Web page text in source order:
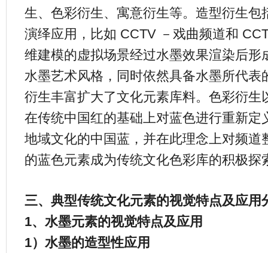
生、色彩衍生、寓意衍生等。造型衍生包
演绎应用，比如 CCTV －戏曲频道和
维建模的虚拟场景经过水墨效果渲染后形
水墨艺术风格，同时依然具备水墨所代表
衍生丰富扩大了文化元素库料。色彩衍生
在传统中国红的基础上对蓝色进行重新定
地域文化的中国蓝，并在此理念上对频道
的蓝色元素成为传统文化色彩库的积极探
三、典型传统文化元素的视觉特点及应用
1、水墨元素的视觉特点及应用
1）水墨的造型性应用